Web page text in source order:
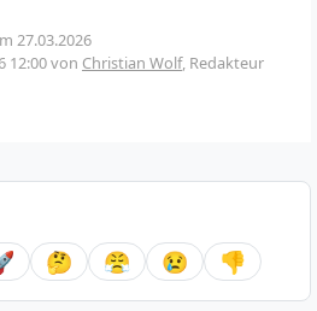
27.03.2026
12:00von Christian Wolf, Redakteur
🤔 😤 😢 👎